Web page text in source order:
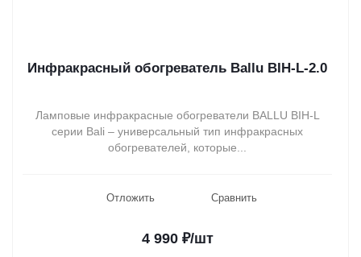
Инфракрасный обогреватель Ballu BIH-L-2.0
Ламповые инфракрасные обогреватели BALLU BIH-L
серии Bali – универсальный тип инфракрасных
обогревателей, которые...
Отложить Сравнить
4 990 ₽/шт